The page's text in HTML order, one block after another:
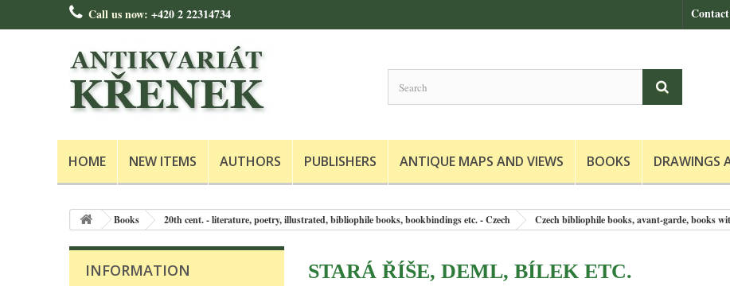
Call us now: +420 2 22314734
HOME NEW ITEMS AUTHORS PUBLISHERS ANTIQUE MAPS AND VIEWS BOOKS DRAWINGS
Books 20th cent. - literature, poetry, illustrated, bibliophile books, bookbindings etc. - Czech Czech bibliophile books, avant-garde, books
INFORMATION STARÁ ŘÍŠE, DEML, BÍLEK ETC.